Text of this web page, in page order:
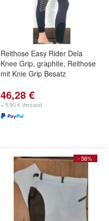
Reithose Easy Rider Dela
Knee Grip, graphite, Reithose
mit Knie Grip Besatz
46,28 €
+ 5,90 € Versand
- 56%